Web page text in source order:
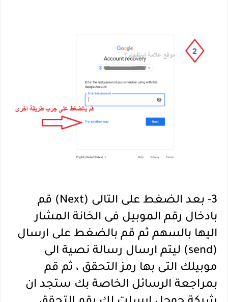
3- بعد الضغط على التالى (Next) قم
بادخال رقم الموبيل فى الخانة المشار
اليها بالسهم ثم قم بالضغط على ارسال
(send) ليتم ارسال رسالة نصية الى
موبيلك التى بها رمز التحقق ، ثم قم
بمراجعة الرسائل الخاصة بك ستجد ان